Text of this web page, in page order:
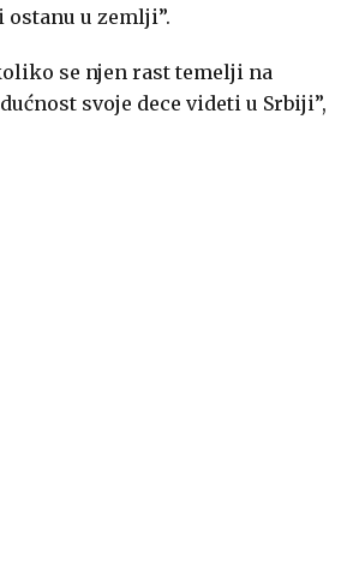
u zemlji”.
se njen rast temelji na
svoje dece videti u Srbiji”,